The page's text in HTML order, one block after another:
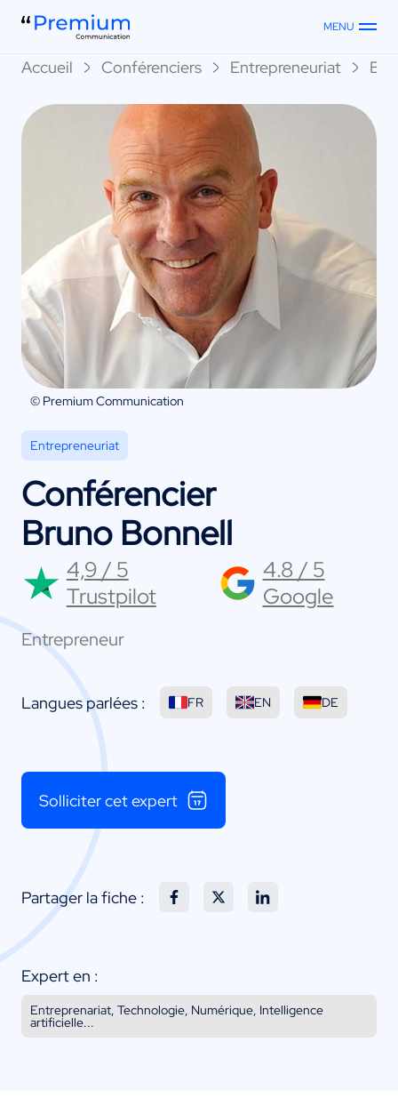
MENU
Accueil Conférenciers Entrepreneuriat
© Premium Communication
Entrepreneuriat
Conférencier
Bruno Bonnell
4,9 / 5
Trustpilot
4.8 / 5
Google
Entrepreneur
Langues parlées : FR EN DE
Solliciter cet expert
Partager la fiche :
Expert en :
Entreprenariat, Technologie, Numérique, Intelligence
artificielle...